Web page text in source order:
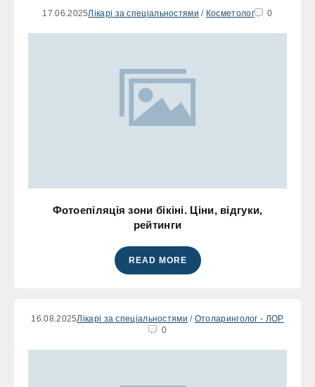
17.06.2025Лікарі за спеціальностями / Косметолог 0
Фотоепіляція зони бікіні. Ціни, відгуки,
рейтинги
READ MORE
16.08.2025Лікарі за спеціальностями / Отоларинголог - ЛОР
0